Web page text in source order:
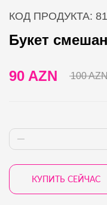
КОД ПРОДУКТА:
Букет
90 AZN 100
КУПИТЬ СЕЙЧАС